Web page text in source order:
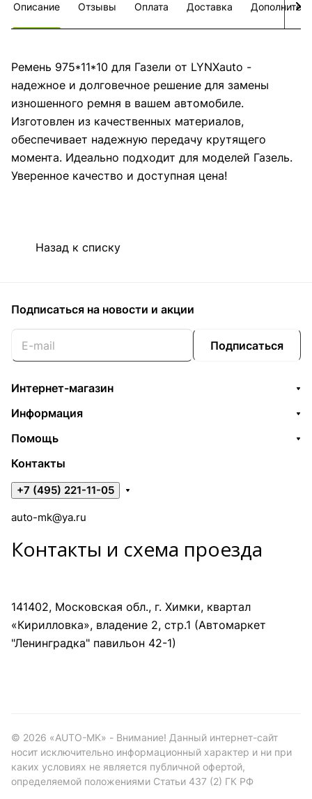
Описание Отзывы Оплата Доставка
Ремень 975*11*10 для Газели от LYNXauto -
надежное и долговечное решение для замены
изношенного ремня в вашем автомобиле.
Изготовлен из качественных материалов,
обеспечивает надежную передачу крутящего
момента. Идеально подходит для моделей Газель.
Уверенное качество и доступная цена!
Назад к списку
Подписаться на новости и акции
Подписаться
Интернет-магазин
Информация
Помощь
Контакты
+7 (495) 221-11-05
auto-mk@ya.ru
Контакты и схема проезда
141402, Московская обл., г. Химки, квартал
«Кирилловка», владение 2, стр.1 (Автомаркет
"Ленинградка" павильон 42-1)
© 2026 «AUTO-MK» - Внимание! Данный интернет-сайт
носит исключительно информационный характер и ни при
каких условиях не является публичной офертой,
определяемой положениями Статьи 437 (2) ГК РФ